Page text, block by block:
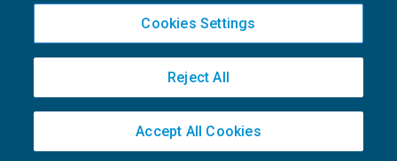
Copyright 2016 ©Gruppo Euroconference S.p.A.v2.32.2
Piazza Luigi Einaudi, 10N01 - 20124 Milano - info@ecnews.it
02776120236
Cookies Settings
Reject All
Accept All Cookies